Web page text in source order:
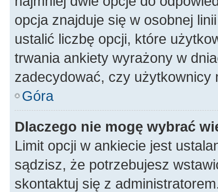
opcja znajduje się w osobnej
ustalić liczbę opcji, które
trwania ankiety wyrażony w
zadecydować, czy użytkownicy
Góra
Dlaczego nie mogę wybrać
Limit opcji w ankiecie jest
sądzisz, że potrzebujesz
skontaktuj się z